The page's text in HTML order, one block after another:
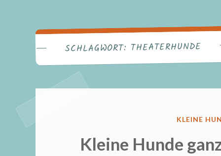
SCHLAGWORT: THEATERHUNDE
KLEINE
Kleine Hunde